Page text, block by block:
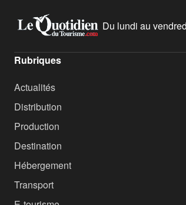
Du lundi au
Rubriques
Actualités
Distribution
Production
Destination
Hébergement
Transport